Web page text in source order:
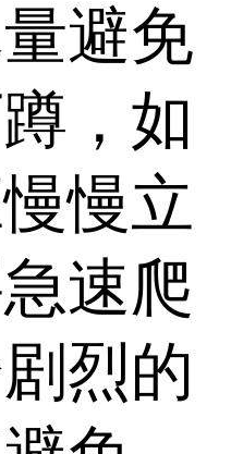
避免
，如
慢立
速爬
烈的